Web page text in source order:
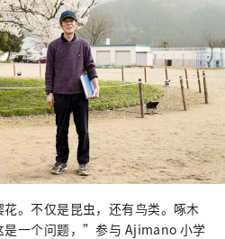
。不仅是昆虫，还有鸟类。啄木
是一个问题，”参与 Ajimano 小学